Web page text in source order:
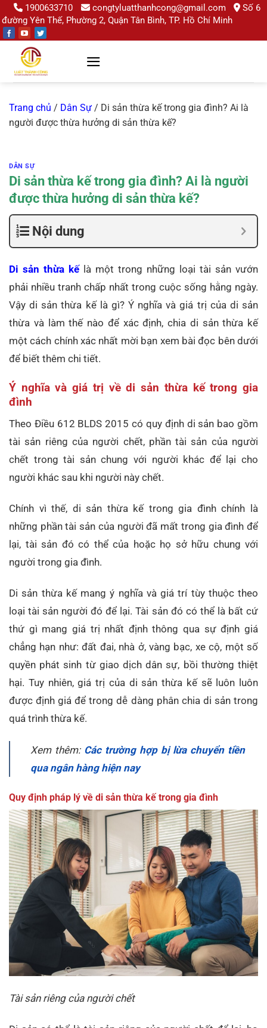
Chuyển
đến
nội
1900633710 congtyluatthanhcong@gmail.com
Số 6
đường Yên Thế, Phường 2, Quận Tân Bình, TP. Hồ Chí Minh
Trang chủ / Dân Sự / Di sản thừa kế trong gia đình? Ai là
người được thừa hưởng di sản thừa kế?
DÂN SỰ
Di sản thừa kế trong gia đình? Ai là người
được thừa hưởng di sản thừa kế?
Nội dung
Di sản thừa kếlà một trong những loại tài sản vướn
phải nhiều tranh chấp nhất trong cuộc sống hằng ngày.
Vậy di sản thừa kế là gì? Ý nghĩa và giá trị của di sản
thừa và làm thế nào để xác định, chia di sản thừa kế
một cách chính xác nhất mời bạn xem bài đọc bên dưới
để biết thêm chi tiết.
Ý nghĩa và giá trị về di sản thừa kế trong gia
đình
Theo Điều 612 BLDS 2015 có quy định di sản bao gồm
tài sản riêng của người chết, phần tài sản của người
chết trong tài sản chung với người khác để lại cho
người khác sau khi người này chết.
Chính vì thế, di sản thừa kế trong gia đình chính là
những phần tài sản của người đã mất trong gia đình để
lại, tài sản đó có thể của hoặc họ sở hữu chung với
người trong gia đình.
Di sản thừa kế mang ý nghĩa và giá trí tùy thuộc theo
loại tài sản người đó để lại. Tài sản đó có thể là bất cứ
thứ gì mang giá trị nhất định thông qua sự định giá
chẳng hạn như: đất đai, nhà ở, vàng bạc, xe cộ, một số
quyền phát sinh từ giao dịch dân sự, bồi thường thiệt
hại. Tuy nhiên, giá trị của di sản thừa kế sẽ luôn luôn
được định giá để trong dễ dàng phân chia di sản trong
quá trình thừa kế.
Xem thêm: Các trường hợp bị lừa chuyển tiền
qua ngân hàng hiện nay
Quy định pháp lý về di sản thừa kế trong gia đình
Tài sản riêng của người chết